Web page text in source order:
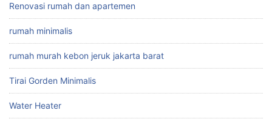
Renovasi rumah dan apartemen
rumah minimalis
rumah murah kebon jeruk jakarta barat
Tirai Gorden Minimalis
Water Heater